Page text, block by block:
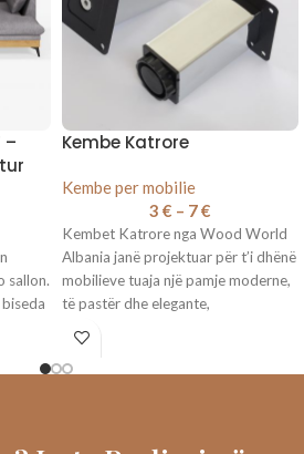
–
sallon.
Kembe Katrore
Kembe per mobilie
3 € – 7€
Kembet Katrore nga Wood World
Albania janë projektuar për t’i dhënë
mobilieve tuaja një pamje moderne,
të pastër dhe elegante,